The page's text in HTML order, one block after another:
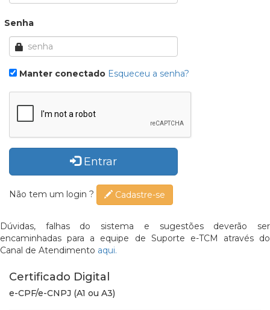
Senha
Manter conectado Esqueceu a senha?
Entrar
Não tem um login ? Cadastre-se
Dúvidas, falhas do sistema e sugestões deverão ser
encaminhadas para a equipe de Suporte e-TCM através do
Canal de Atendimento aqui.
Certificado Digital
e-CPF/e-CNPJ (A1 ou A3)